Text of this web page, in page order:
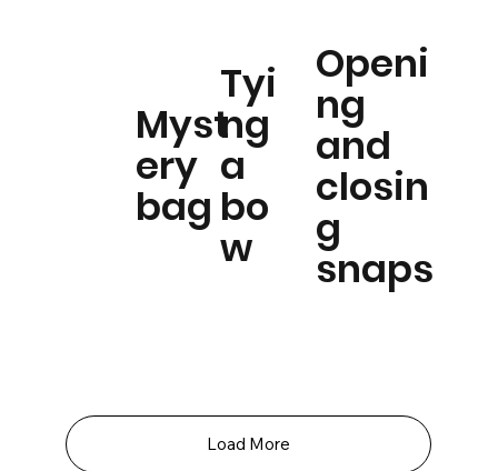
Myst
ery
bag
Tyi
ng
a
bo
w
Openi
ng
and
closin
g
snaps
Load More